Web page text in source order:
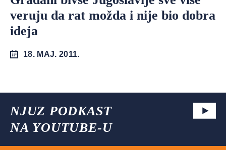
veruju da rat možda i nije bio dobra
ideja
18. MAJ. 2011.
NJUZ PODKAST
NA YOUTUBE-U